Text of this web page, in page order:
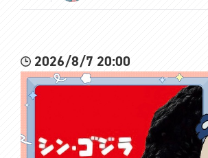
2026/8/7 20:00